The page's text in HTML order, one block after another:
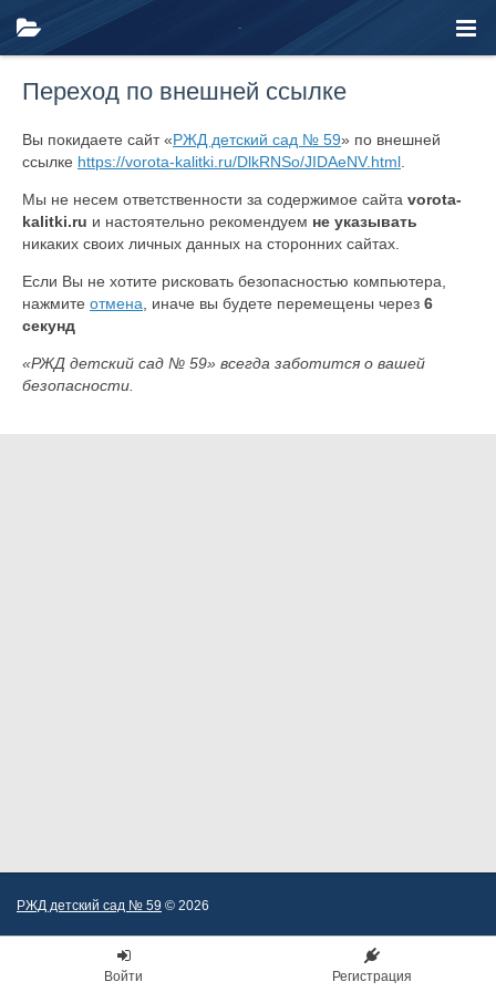
Переход по внешней ссылке
Вы покидаете сайт «РЖД детский сад № 59» по внешней
ссылке https://vorota-kalitki.ru/DlkRNSo/JIDAeNV.html
Мы не несем ответственности за содержимое сайта vorota-
kalitki.ru и настоятельно рекомендуем не указывать
никаких своих личных данных на сторонних сайтах.
Если Вы не хотите рисковать безопасностью компьютера,
нажмите отмена , иначе вы будете перемещены через 6
секунд
«РЖД детский сад № 59» всегда заботится о вашей
безопасности.
РЖД детский сад № 59 © 2026
Войти Регистрация